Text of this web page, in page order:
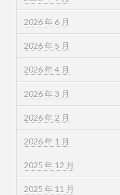
2026 年 6 月
2026 年 5 月
2026 年 4 月
2026 年 3 月
2026 年 2 月
2026 年 1 月
2025 年 12 月
2025 年 11 月